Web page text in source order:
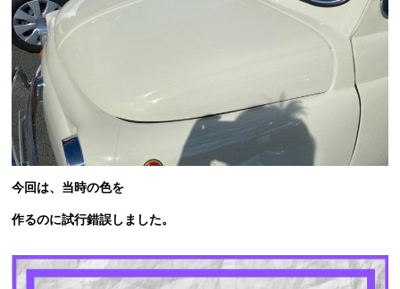
今回は、当時の色を
作るのに試行錯誤しました。